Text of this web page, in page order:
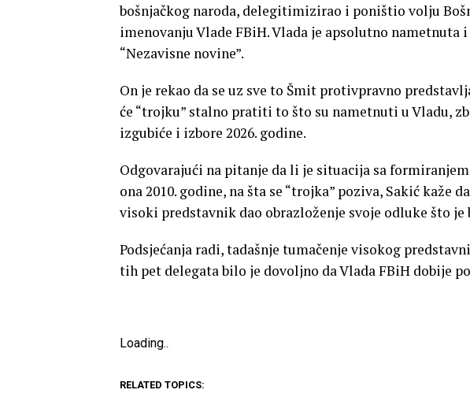
bošnjačkog naroda, delegitimizirao i poništio volju
imenovanju Vlade FBiH. Vlada je apsolutno nametnuta
“Nezavisne novine”.
On je rekao da se uz sve to Šmit protivpravno
će “trojku” stalno pratiti to što su nametnuti u Vladu,
izgubiće i izbore 2026. godine.
Odgovarajući na pitanje da li je situacija sa
ona 2010. godine, na šta se “trojka” poziva, Sakić kaže
visoki predstavnik dao obrazloženje svoje odluke što
Podsjećanja radi, tadašnje tumačenje visokog
tih pet delegata bilo je dovoljno da Vlada FBiH dobije
Loading...
RELATED TOPICS: